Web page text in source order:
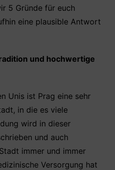
5 Gründe für euch
eine plausible Antwort
und hochwertige
Unis ist Prag eine sehr
in die es viele
wird in dieser
und auch
immer und immer
Versorgung hat